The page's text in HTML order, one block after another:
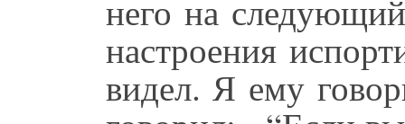
него на
настроения
видел. Я ему